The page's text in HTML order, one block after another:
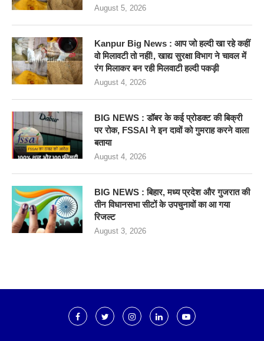
August 5, 2026
Kanpur Big News : आप जो हल्दी खा रहे कहीं
वो मिलावटी तो नहीं!, खाद्य सुरक्षा विभाग ने चावल में
रंग मिलाकर बन रही मिलवाटी हल्दी पकड़ी
August 4, 2026
BIG NEWS : डॉबर के कई प्रोडक्ट की बिक्री
पर रोक, FSSAI ने इन दावों को गुमराह करने वाला
बताया
August 4, 2026
BIG NEWS : बिहार, मध्य प्रदेश और गुजरात की
तीन विधानसभा सीटों के उपचुनावों का आ गया
रिजल्ट
August 3, 2026